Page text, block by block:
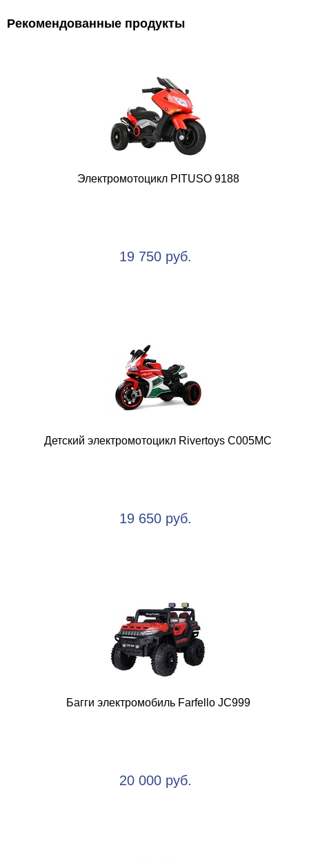
Рекомендованные продукты
Электромотоцикл PITUSO 9188
19 750 руб.
Детский электромотоцикл Rivertoys C005MC
19 650 руб.
Багги электромобиль Farfello JC999
20 000 руб.